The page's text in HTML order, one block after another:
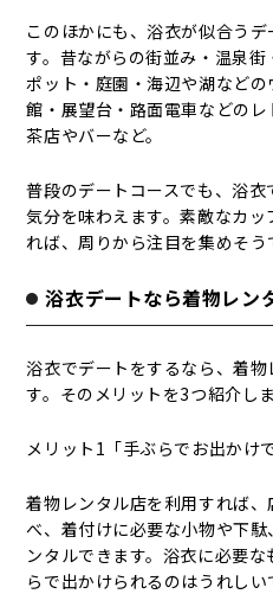
このほかにも、浴衣が似合う
す。昔ながらの街並み・温泉
ポット・庭園・海辺や湖など
館・展望台・路面電車などの
茶店やバーなど。
普段のデートコースでも、浴
気分を味わえます。素敵なカ
れば、周りから注目を集めそう
浴衣デートなら着物レン
浴衣でデートをするなら、着
す。そのメリットを3つ紹介しま
メリット1「手ぶらでお出かけ
着物レンタル店を利用すれば
べ、着付けに必要な小物や下
ンタルできます。浴衣に必要
らで出かけられるのはうれしい